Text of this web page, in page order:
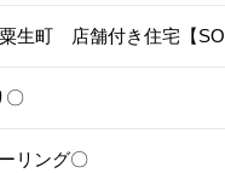
生町 店舗付き住宅【
〇
リング〇